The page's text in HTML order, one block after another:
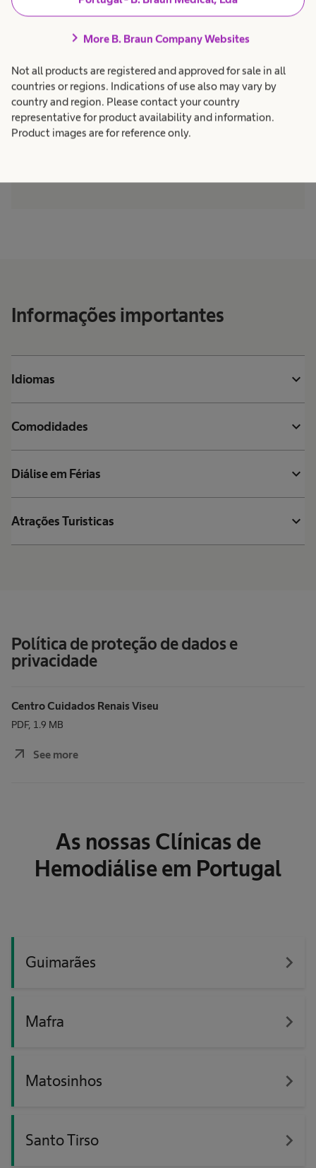
chevron_right More B. Braun Company Websites
Not all products are registered and approved for sale in all
countries or regions. Indications of use also may vary by
country and region. Please contact your country
representative for product availability and information.
Product images are for reference only.
3500-606, Viseu
Informações importantes
Idiomas expand_more
Comodidades expand_more
Diálise em Férias expand_more
Atrações Turisticas expand_more
Política de proteção de dados e
privacidade
Centro Cuidados Renais Viseu
PDF, 1.9 MB
arrow_outward See more
As nossas Clínicas de
Hemodiálise em Portugal
Guimarães navigate_next
Mafra navigate_next
Matosinhos navigate_next
Santo Tirso navigate_next